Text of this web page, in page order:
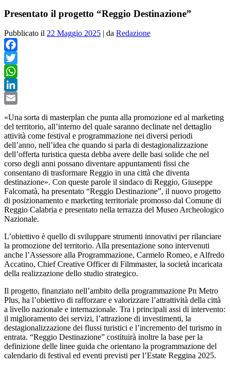
Presentato il progetto “Reggio Destinazione”
Pubblicato il 22 Maggio 2025 | da Redazione
Facebook
Twitter
WhatsApp
LinkedIn
«Una sorta di masterplan che punta alla promozione ed al marketing
del territorio, all’interno del quale saranno declinate nel dettaglio
attività come festival e programmazione nei diversi periodi
dell’anno, nell’idea che quando si parla di destagionalizzazione
dell’offerta turistica questa debba avere delle basi solide che nel
corso degli anni possano diventare appuntamenti fissi che
consentano di trasformare Reggio in una città che diventa
destinazione». Con queste parole il sindaco di Reggio, Giuseppe
Falcomatà, ha presentato “Reggio Destinazione”, il nuovo progetto
di posizionamento e marketing territoriale promosso dal Comune di
Reggio Calabria e presentato nella terrazza del Museo Archeologico
Nazionale.
L’obiettivo è quello di sviluppare strumenti innovativi per rilanciare
la promozione del territorio. Alla presentazione sono intervenuti
anche l’Assessore alla Programmazione, Carmelo Romeo, e Alfredo
Accatino, Chief Creative Officer di Filmmaster, la società incaricata
della realizzazione dello studio strategico.
Il progetto, finanziato nell’ambito della programmazione Pn Metro
Plus, ha l’obiettivo di rafforzare e valorizzare l’attrattività della città
a livello nazionale e internazionale. Tra i principali assi di intervento:
il miglioramento dei servizi, l’attrazione di investimenti, la
destagionalizzazione dei flussi turistici e l’incremento del turismo in
entrata. “Reggio Destinazione” costituirà inoltre la base per la
definizione delle linee guida che orientano la programmazione del
calendario di festival ed eventi previsti per l’Estate Reggina 2025.